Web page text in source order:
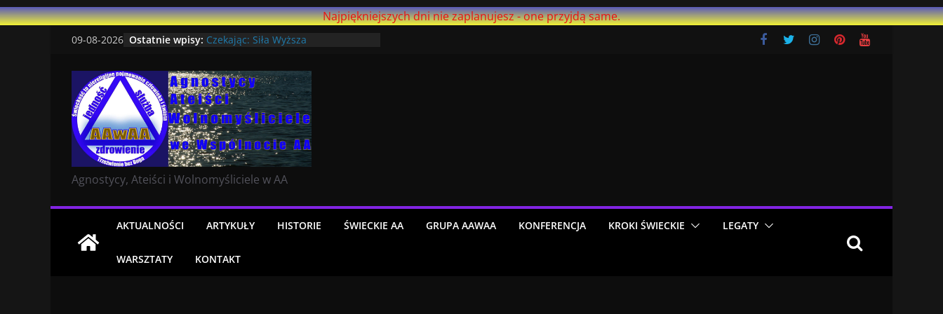
Najpiękniejszych dni nie zaplanujesz - one przyjdą same.
Przejdź
treści
09-08-2026 Ostatnie wpisy: Czekając: Siła Wyższa
Dlaczego lepiej mi się trzeźwieje
bez Boga
Ostatni artykuł na AA Agnostica –
strona ma ponad 14 i pół roku!
Ucząc Się Żyć Na Nowo
Agnostycy, Ateiści i Wolnomyśliciele w AA
AKTUALNOŚCI ARTYKUŁY HISTORIE ŚWIECKIE AA GRUPA AAWAA KONFERENCJA KROKI ŚWIECKIE LEGATY
WARSZTATY KONTAKT